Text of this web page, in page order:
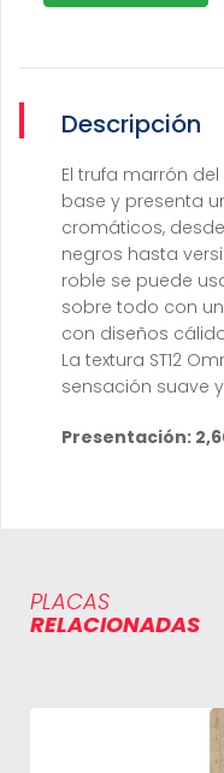
Descripción
El trufa marrón
base y presenta
cromáticos,
negros hasta
roble se puede
sobre todo con
con diseños
La textura ST12
sensación suave
Presentación:
PLACAS
RELACIONADAS